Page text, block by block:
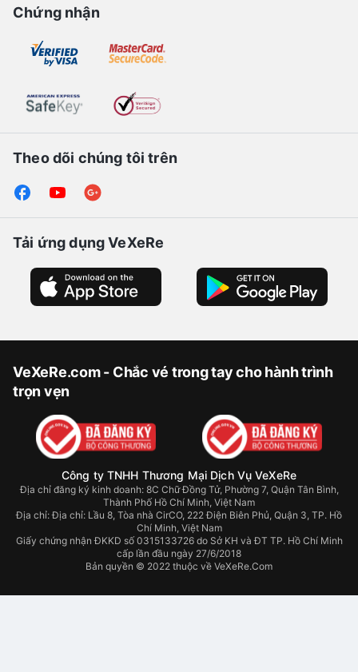
Chứng nhận
Theo dõi chúng tôi trên
Tải ứng dụng VeXeRe
VeXeRe.com - Chắc vé trong tay cho hành trình
trọn vẹn
Công ty TNHH Thương Mại Dịch Vụ VeXeRe
Địa chỉ đăng ký kinh doanh: 8C Chữ Đồng Tử, Phường 7, Quận Tân Bình,
Thành Phố Hồ Chí Minh, Việt Nam
Địa chỉ:Địa chỉ: Lầu 8, Tòa nhà CirCO, 222 Điện Biên Phủ, Quận 3, TP. Hồ
Chí Minh, Việt Nam
Giấy chứng nhận ĐKKD số 0315133726 do Sở KH và ĐT TP. Hồ Chí Minh
cấp lần đầu ngày 27/6/2018
Bản quyền © 2022 thuộc về VeXeRe.Com